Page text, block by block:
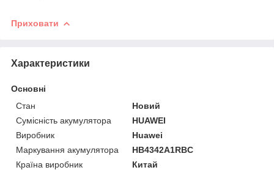
Приховати
Характеристики
Основні
Стан
Новий
Сумісність акумулятора
HUAWEI
Виробник
Huawei
Маркування акумулятора
HB4342A1RBC
Країна виробник
Китай